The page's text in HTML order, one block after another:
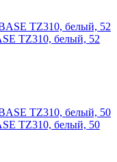
TZ310, белый, 52
TZ310, белый, 50